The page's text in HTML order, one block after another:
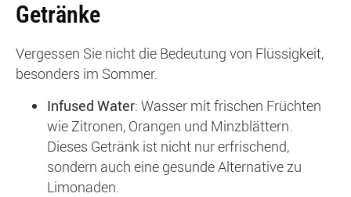
Getränke
Vergessen Sie nicht die Bedeutung von Flüssigkeit,
besonders im Sommer.
Infused Water: Wasser mit frischen Früchten
wie Zitronen, Orangen und Minzblättern.
Dieses Getränk ist nicht nur erfrischend,
sondern auch eine gesunde Alternative zu
Limonaden.